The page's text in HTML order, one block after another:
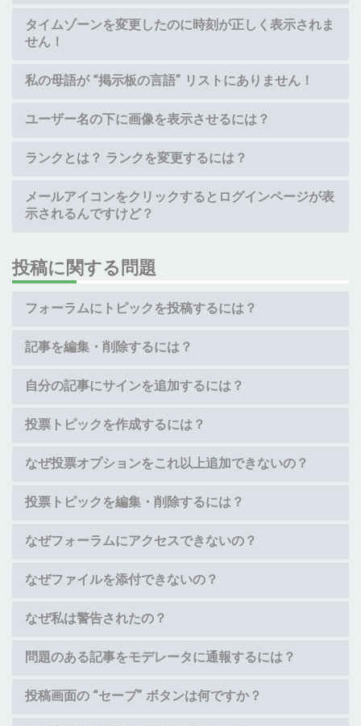
タイムゾーンを変更したのに時刻が正しく表示されま
せん！
私の母語が “掲示板の言語” リストにありません！
ユーザー名の下に画像を表示させるには？
ランクとは？ ランクを変更するには？
メールアイコンをクリックするとログインページが表
示されるんですけど？
投稿に関する問題
フォーラムにトピックを投稿するには？
記事を編集・削除するには？
自分の記事にサインを追加するには？
投票トピックを作成するには？
なぜ投票オプションをこれ以上追加できないの？
投票トピックを編集・削除するには？
なぜフォーラムにアクセスできないの？
なぜファイルを添付できないの？
なぜ私は警告されたの？
問題のある記事をモデレータに通報するには？
投稿画面の “セーブ” ボタンは何ですか？